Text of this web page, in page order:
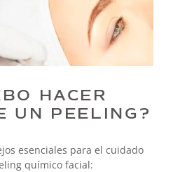
HACER
UN PEELING?
esenciales para el cuidado
químico facial: